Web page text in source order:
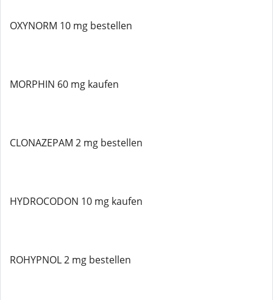
OXYNORM 10 mg bestellen
MORPHIN 60 mg kaufen
CLONAZEPAM 2 mg bestellen
HYDROCODON 10 mg kaufen
ROHYPNOL 2 mg bestellen